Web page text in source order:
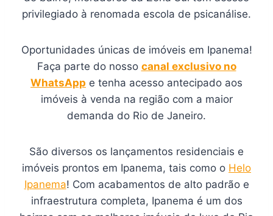
privilegiado à renomada escola de psicanálise.
Oportunidades únicas de imóveis em Ipanema!
Faça parte do nosso canal exclusivo no
WhatsApp e tenha acesso antecipado aos
imóveis à venda na região com a maior
demanda do Rio de Janeiro.
São diversos os lançamentos residenciais e
imóveis prontos em Ipanema, tais como o Helo
Ipanema! Com acabamentos de alto padrão e
infraestrutura completa, Ipanema é um dos